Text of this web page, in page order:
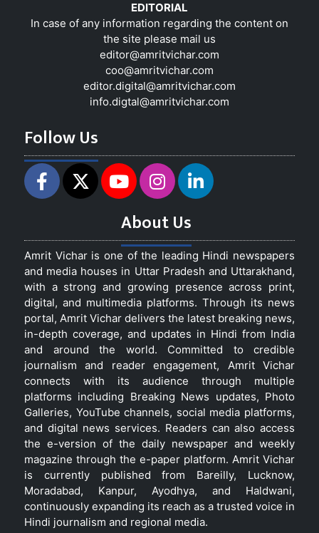
EDITORIAL
In case of any information regarding the content on
the site please mail us
editor@amritvichar.com
coo@amritvichar.com
editor.digital@amritvichar.com
info.digtal@amritvichar.com
Follow Us
About Us
Amrit Vichar is one of the leading Hindi newspapers
and media houses in Uttar Pradesh and Uttarakhand,
with a strong and growing presence across print,
digital, and multimedia platforms. Through its news
portal, Amrit Vichar delivers the latest breaking news,
in-depth coverage, and updates in Hindi from India
and around the world. Committed to credible
journalism and reader engagement, Amrit Vichar
connects with its audience through multiple
platforms including Breaking News updates, Photo
Galleries, YouTube channels, social media platforms,
and digital news services. Readers can also access
the e-version of the daily newspaper and weekly
magazine through the e-paper platform. Amrit Vichar
is currently published from Bareilly, Lucknow,
Moradabad, Kanpur, Ayodhya, and Haldwani,
continuously expanding its reach as a trusted voice in
Hindi journalism and regional media.